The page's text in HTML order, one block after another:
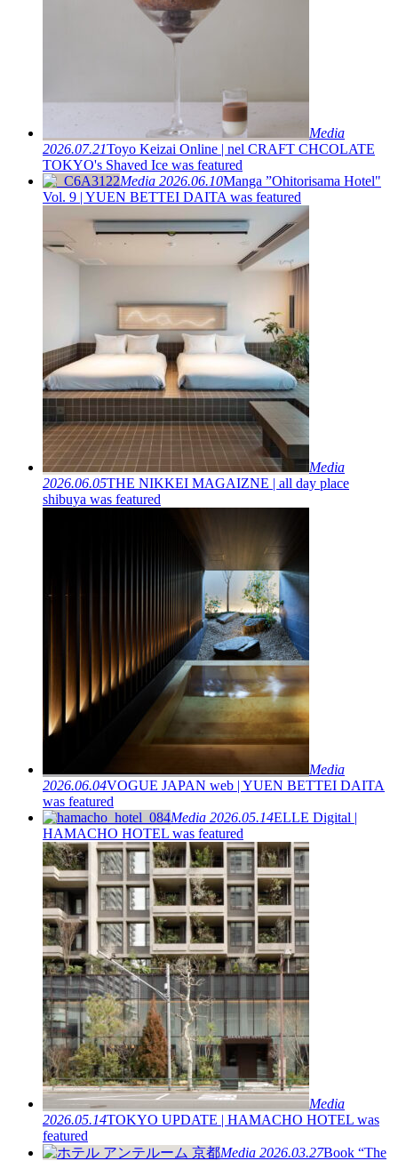
Media
2026.07.21Toyo Keizai Online | nel CRAFT CHCOLATE
TOKYO's Shaved Ice was featured
Media 2026.06.10Manga ”Ohitorisama Hotel"
Vol. 9 | YUEN BETTEI DAITA was featured
Media
2026.06.05THE NIKKEI MAGAIZNE | all day place
shibuya was featured
Media
2026.06.04VOGUE JAPAN web | YUEN BETTEI DAITA
was featured
Media 2026.05.14ELLE Digital |
HAMACHO HOTEL was featured
Media
2026.05.14TOKYO UPDATE | HAMACHO HOTEL was
featured
Media 2026.03.27Book “The